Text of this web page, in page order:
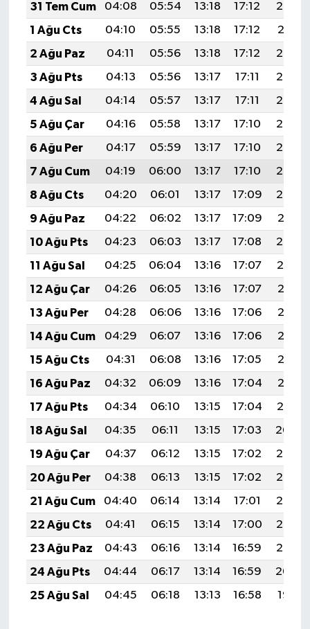
31 Tem Cum
04:08 05:54 13:18 17:12
20:32
1 Ağu Cts
04:10 05:55 13:18 17:12
20:31
2 Ağu Paz
04:11 05:56 13:18 17:12
20:30
3 Ağu Pts
04:13 05:56 13:17 17:11
20:28
4 Ağu Sal
04:14 05:57 13:17 17:11
20:27
5 Ağu Çar
04:16 05:58 13:17 17:10
20:26
6 Ağu Per
04:17 05:59 13:17 17:10
20:25
7 Ağu Cum
04:19 06:00 13:17 17:10
20:24
8 Ağu Cts
04:20 06:01 13:17 17:09
20:22
9 Ağu Paz
04:22 06:02 13:17 17:09
20:21
10 Ağu Pts
04:23 06:03 13:17 17:08
20:20
11 Ağu Sal
04:25 06:04 13:16 17:07
20:19
12 Ağu Çar
04:26 06:05 13:16 17:07
20:17
13 Ağu Per
04:28 06:06 13:16 17:06
20:16
14 Ağu Cum
04:29 06:07 13:16 17:06
20:15
15 Ağu Cts
04:31 06:08 13:16 17:05
20:13
16 Ağu Paz
04:32 06:09 13:16 17:04
20:12
17 Ağu Pts
04:34 06:10 13:15 17:04
20:10
18 Ağu Sal
04:35 06:11 13:15 17:03
20:09
19 Ağu Çar
04:37 06:12 13:15 17:02
20:08
20 Ağu Per
04:38 06:13 13:15 17:02
20:06
21 Ağu Cum
04:40 06:14 13:14 17:01
20:05
22 Ağu Cts
04:41 06:15 13:14 17:00
20:03
23 Ağu Paz
04:43 06:16 13:14 16:59
20:02
24 Ağu Pts
04:44 06:17 13:14 16:59
20:00
25 Ağu Sal
04:45 06:18 13:13 16:58 19:58